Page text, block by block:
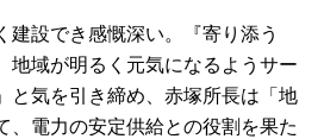
設でき感慨深い。『寄り添う
地域が明るく元気になるようサー
と気を引き締め、赤塚所長は「地
、電力の安定供給との役割を果た